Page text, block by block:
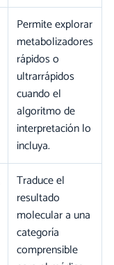
Permite explorar
metabolizadores
rápidos o
ultrarrápidos
cuando el
algoritmo de
interpretación lo
incluya.
Traduce el
resultado
molecular a una
categoría
comprensible